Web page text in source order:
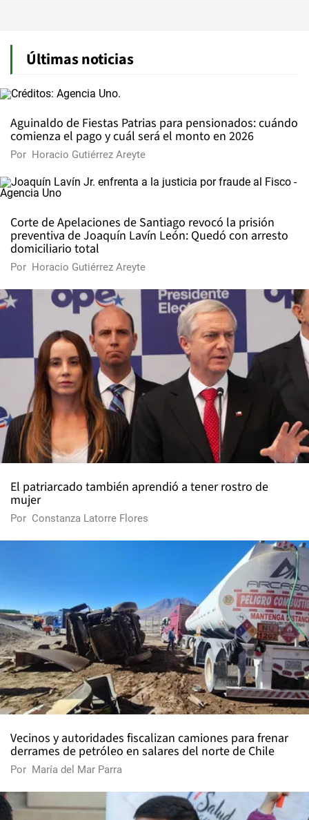
Últimas noticias
Aguinaldo de Fiestas Patrias para pensionados: cuándo
comienza el pago y cuál será el monto en 2026
Por Horacio Gutiérrez Areyte
Corte de Apelaciones de Santiago revocó la prisión
preventiva de Joaquín Lavín León: Quedó con arresto
domiciliario total
Por Horacio Gutiérrez Areyte
El patriarcado también aprendió a tener rostro de
mujer
Por Constanza Latorre Flores
Vecinos y autoridades fiscalizan camiones para frenar
derrames de petróleo en salares del norte de Chile
Por María del Mar Parra